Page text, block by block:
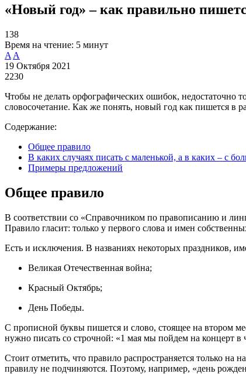
«Новый год» – как правильно
138
Время на чтение: 5 минут
A A
19 Октября 2021
2230
Чтобы не делать орфографических ошибок, недостаточно
словосочетание. Как же понять, новый год как пишется в
Содержание:
Общее правило
В каких случаях писать с маленькой, а в каких – с
Примеры предложений
Общее правило
В соответствии со «Справочником по правописанию и
Правило гласит: только у первого слова и имен
Есть и исключения. В названиях некоторых праздников,
Великая Отечественная война;
Красный Октябрь;
День Победы.
С прописной буквы пишется и слово, стоящее на втором
нужно писать со строчной: «1 мая мы пойдем на концерт в
Стоит отметить, что правило распространяется только
правилу не подчиняются. Поэтому, например, «день